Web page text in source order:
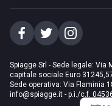
Spiagge Srl - Sede legale: Via
capitale sociale Euro
Sede operativa: Via Flaminia
info@spiagge.it - p.i./c.f.